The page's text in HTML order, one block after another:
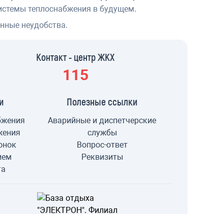
теплоснабжения в будущем.
неудобства.
Контакт - центр ЖКХ
115
Полезные ссылки
Аварийные и диспетчерские
службы
Вопрос-ответ
Реквизиты